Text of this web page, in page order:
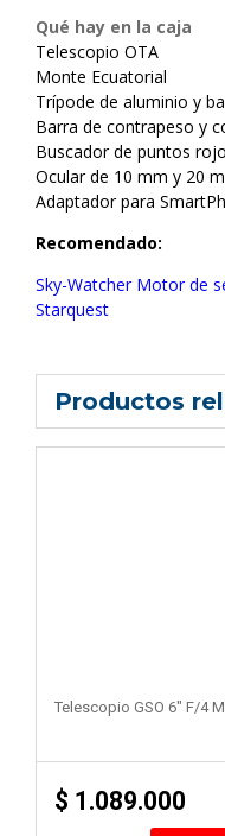
Qué hay en la caja
Telescopio OTA
Monte Ecuatorial
Trípode de aluminio y
Barra de contrapeso y
Buscador de puntos
Ocular de 10 mm y 20
Adaptador para
Recomendado:
Sky-Watcher Motor de
Starquest
Productos
Telescopio GSO 6″ F/4
$ 1.089.000